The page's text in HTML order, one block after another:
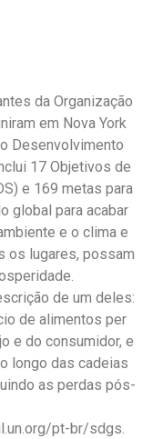
da Organização
em Nova York
Desenvolvimento
17 Objetivos de
e 169 metas para
global para acabar
e o clima e
os lugares, possam
de um deles:
de alimentos per
e do consumidor, e
longo das cadeias
as perdas pós-
pt-br/sdgs.